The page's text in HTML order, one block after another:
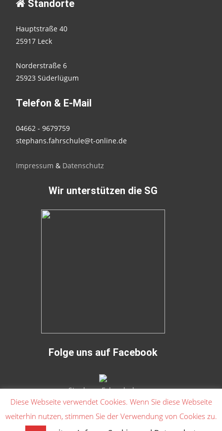
Standorte
Hauptstraße 40
25917 Leck
Norderstraße 6
25923 Süderlügum
Telefon & E-Mail
04662 - 9679759
stephans.fahrschule@t-online.de
Impressum & Datenschutz
Wir unterstützen die SG
Folge uns auf Facebook
Stephans Fahrschule
Copyright © Stephans Fahrschule
Diese Webseite verwendet Cookies. Wenn Sie diese Webseite
weiterhin nutzen, stimmen Sie der Verwendung von Cookies zu.